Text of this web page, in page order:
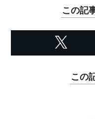
この記
この